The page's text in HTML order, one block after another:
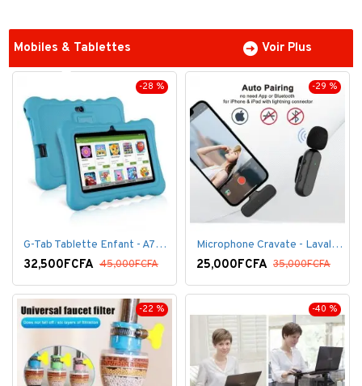
Mobiles & Tablettes Voir Plus
-28 %
G-Tab Tablette Enfant - A707 - Ecran 7" - RAM 1 Go - ROM 8 Go - 0.3 Mégapixels + pochette offerte
32,500FCFA 45,000FCFA
-29 %
Microphone Cravate - Lavalier pour smartphone, enregistrement vidéo YouTube Live Stream K60 For Type
25,000FCFA 35,000FCFA
-22 % -40 %